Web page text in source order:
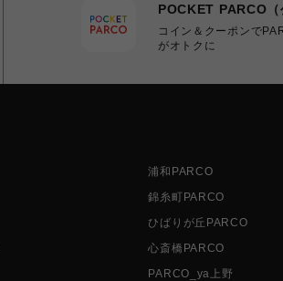
POCKET PARCO（
コイン＆クーポンで
がオトクに
浦和PARCO
錦糸町PARCO
ひばりが丘PARCO
心斎橋PARCO
PARCO_ya上野